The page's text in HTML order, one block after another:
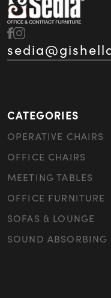
CATEGORIES
OPERATIVE CHAIRS
OFFICE CHAIRS
MEETING TABLES
OFFICE FURNITURE
SOFAS & LOUNGE
SOUND ABSORBING